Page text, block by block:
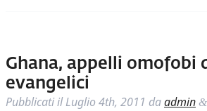
Ghana, appelli omofobi
evangelici
Pubblicati ilLuglio 4th, 2011 daadmin &